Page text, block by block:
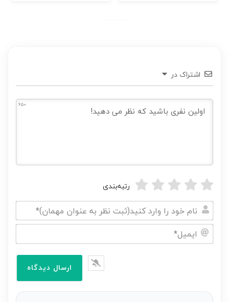
اشتراک در
650
رتبه‌بندی
نام
خود
نظر